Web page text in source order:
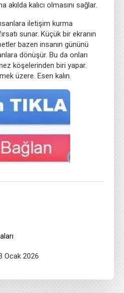
kalıcı olmasını sağlar.
iletişim kurma
sunar. Küçük bir ekranın
bazen insanın gününü
dönüşür. Bu da onları
köşelerinden biri yapar.
üzere. Esen kalın.
Ocak 2026